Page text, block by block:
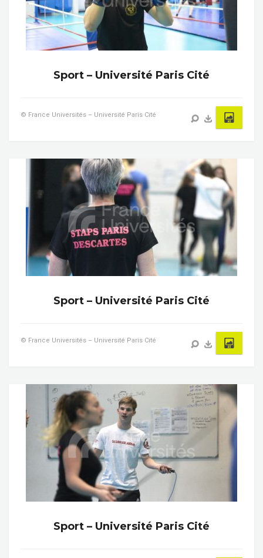
Sport – Université Paris Cité
© France Universités – Université Paris Cité
Sport – Université Paris Cité
© France Universités – Université Paris Cité
Sport – Université Paris Cité